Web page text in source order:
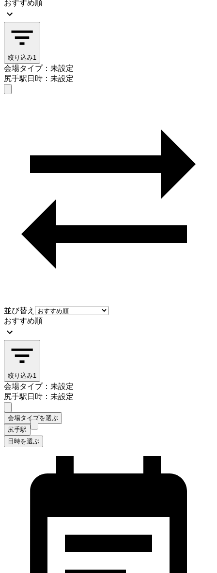
おすすめ順
絞り込み1
会場タイプ：未設定
尻手駅日時：未設定
並び替え
おすすめ順
絞り込み1
会場タイプ：未設定
尻手駅日時：未設定
会場タイプを選ぶ
尻手駅
日時を選ぶ